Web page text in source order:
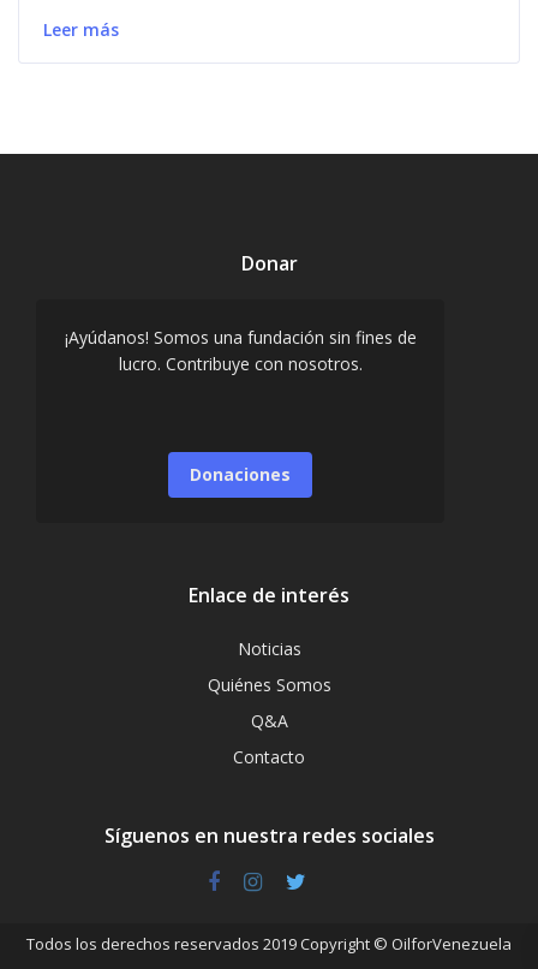
Leer más
Donar
¡Ayúdanos! Somos una fundación sin fines de
lucro. Contribuye con nosotros.
Donaciones
Enlace de interés
Noticias
Quiénes Somos
Q&A
Contacto
Síguenos en nuestra redes sociales
Todos los derechos reservados 2019 Copyright © OilforVenezuela